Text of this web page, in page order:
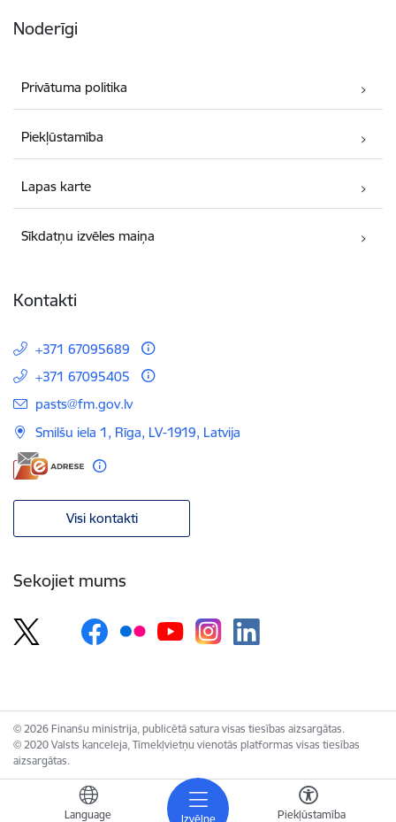
Izvēlne
Language Piekļūstamība
Noderīgi
Privātuma politika
Piekļūstamība
Lapas karte
Sīkdatņu izvēles maiņa
Kontakti
+371 67095689
+371 67095405
E-pasts:
pasts@fm.gov.lv
Smilšu iela 1, Rīga, LV-1919, Latvija
Visi kontakti
Sekojiet mums
© 2026 Finanšu ministrija, publicētā satura visas tiesības aizsargātas.
© 2020 Valsts kanceleja, Tīmekļvietņu vienotās platformas visas tiesības
aizsargātas.